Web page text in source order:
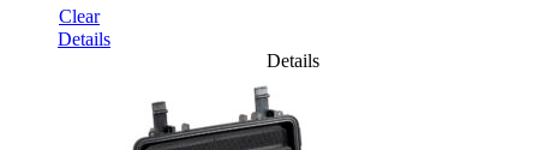
Clear
Details
Details